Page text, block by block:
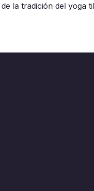
la tradición del yoga